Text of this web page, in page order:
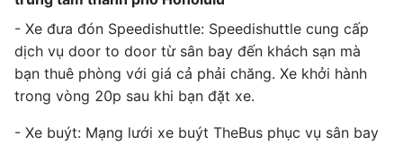
- Xe đưa đón Speedishuttle: Speedishuttle cung cấp
dịch vụ door to door từ sân bay đến khách sạn mà
bạn thuê phòng với giá cả phải chăng. Xe khởi hành
trong vòng 20p sau khi bạn đặt xe.
- Xe buýt: Mạng lưới xe buýt TheBus phục vụ sân bay